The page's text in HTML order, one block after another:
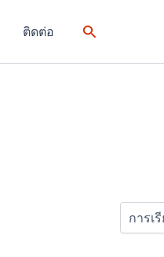
ติดต่อ Search